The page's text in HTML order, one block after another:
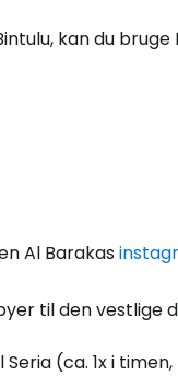
kan du
Al Barakas
til den vestlige
(ca. 1x i